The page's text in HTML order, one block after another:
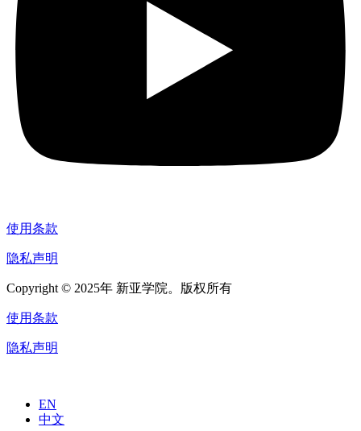
使用条款
隐私声明
Copyright © 2025年 新亚学院。版权所有
使用条款
隐私声明
EN
中文